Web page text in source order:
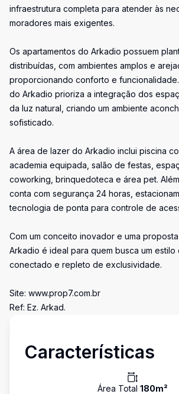
infraestrutura completa para atender às
moradores mais exigentes.
Os apartamentos do Arkadio possuem
distribuídas, com ambientes amplos e
proporcionando conforto e
do Arkadio prioriza a integração dos
da luz natural, criando um ambiente
sofisticado.
A área de lazer do Arkadio inclui piscina
academia equipada, salão de festas,
coworking, brinquedoteca e área pet.
conta com segurança 24 horas,
tecnologia de ponta para controle de
Com um conceito inovador e uma
Arkadio é ideal para quem busca um estilo
conectado e repleto de exclusividade.
Site: www.prop7.com.br
Ref: Ez. Arkad.
Características
Área Total 180m²